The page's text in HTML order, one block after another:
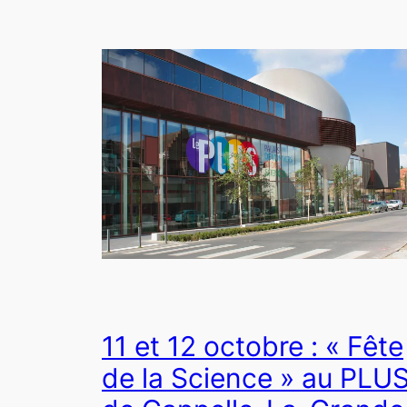
11 et 12 octobre : « Fête
de la Science » au